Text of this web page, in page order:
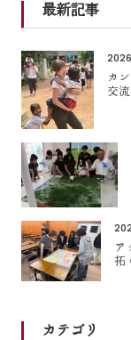
最新記事
カ
交
ア
拓
カテゴリ